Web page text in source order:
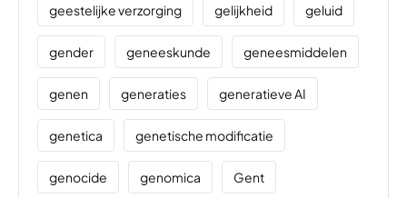
geestelijke verzorging gelijkheid geluid
gender geneeskunde geneesmiddelen
genen generaties generatieve AI
genetica genetische modificatie
genocide genomica Gent